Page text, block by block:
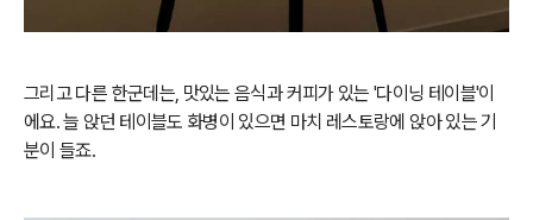
그리고 다른 한군데는, 맛있는 음식과 커피가 있는 '다이닝 테이블'이
에요. 늘 앉던 테이블도 화병이 있으면 마치 레스토랑에 앉아 있는 기
분이 들죠.